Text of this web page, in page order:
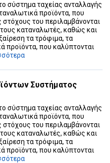
σύστημα ταχείας ανταλλαγής
προϊόντα, που
στόχους του περιλαμβάνονται
καταναλωτές, καθώς και
τα τρόφιμα, τα
προϊόντα, που καλύπτονται
Συστήματος
σύστημα ταχείας ανταλλαγής
προϊόντα, που
στόχους του περιλαμβάνονται
καταναλωτές, καθώς και
τα τρόφιμα, τα
προϊόντα, που καλύπτονται